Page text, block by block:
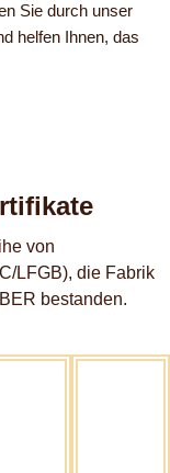
Sie durch unser
helfen Ihnen, das
von
LFGB), die Fabrik
bestanden.